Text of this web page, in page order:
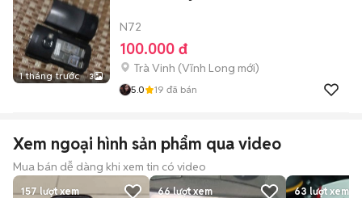
1 tháng trước 3
N72
100.000 đ
Trà Vinh (Vĩnh Long mới)
5.0 19 đã bán
Xem ngoại hình sản phẩm qua video
Mua bán dễ dàng khi xem tin có video
157lượt xem 66lượt xem 63lượt xem